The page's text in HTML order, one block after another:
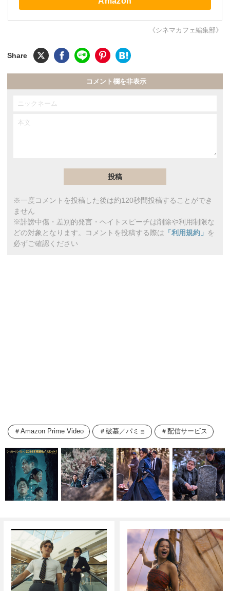
《シネマカフェ編集部》
コメント欄を非表示
※一度コメントを投稿した後は約120秒間投稿することができ
ません
※誹謗中傷・差別的発言・ヘイトスピーチは削除や利用制限な
どの対象となります。コメントを投稿する際は 「利用規約」 を
必ずご確認ください
Amazon Prime Video 破墓／パミョ 配信サービス